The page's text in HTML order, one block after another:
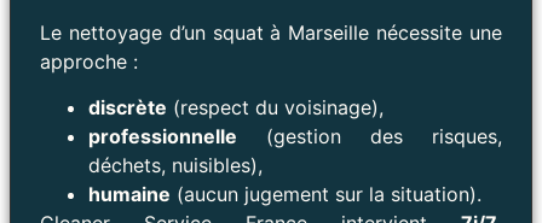
Le nettoyage d’un squat à Marseille nécessite une
approche :
discrète (respect du voisinage),
professionnelle (gestion des risques,
déchets, nuisibles),
humaine (aucun jugement sur la situation).